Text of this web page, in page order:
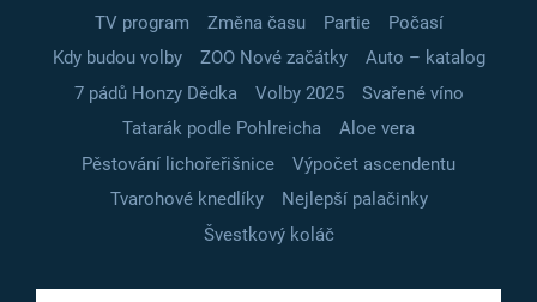
TV program
Změna času Partie
Počasí
Kdy budou volby
ZOO Nové začátky
Auto – katalog
7 pádů Honzy Dědka
Volby 2025
Svařené víno
Tatarák podle Pohlreicha
Aloe vera
Pěstování lichořeřišnice
Výpočet ascendentu
Tvarohové knedlíky
Nejlepší palačinky
Švestkový koláč